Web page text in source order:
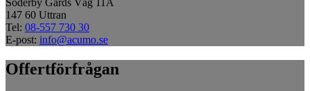
147 60 Uttran
Tel: 08-557 730 30
E-post: info@acumo.se
Offertförfrågan